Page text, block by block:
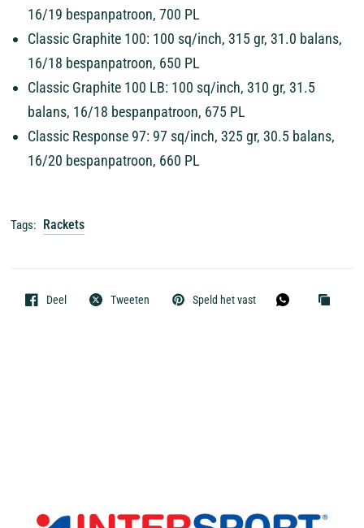
16/19 bespanpatroon, 700 PL
Classic Graphite 100: 100 sq/inch, 315 gr, 31.0 balans,
16/18 bespanpatroon, 650 PL
Classic Graphite 100 LB: 100 sq/inch, 310 gr, 31.5
balans, 16/18 bespanpatroon, 675 PL
Classic Response 97: 97 sq/inch, 325 gr, 30.5 balans,
16/20 bespanpatroon, 660 PL
Tags: Rackets
Deel Tweeten Speld het vast